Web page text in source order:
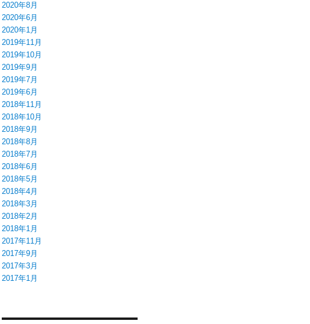
2020年8月
2020年6月
2020年1月
2019年11月
2019年10月
2019年9月
2019年7月
2019年6月
2018年11月
2018年10月
2018年9月
2018年8月
2018年7月
2018年6月
2018年5月
2018年4月
2018年3月
2018年2月
2018年1月
2017年11月
2017年9月
2017年3月
2017年1月